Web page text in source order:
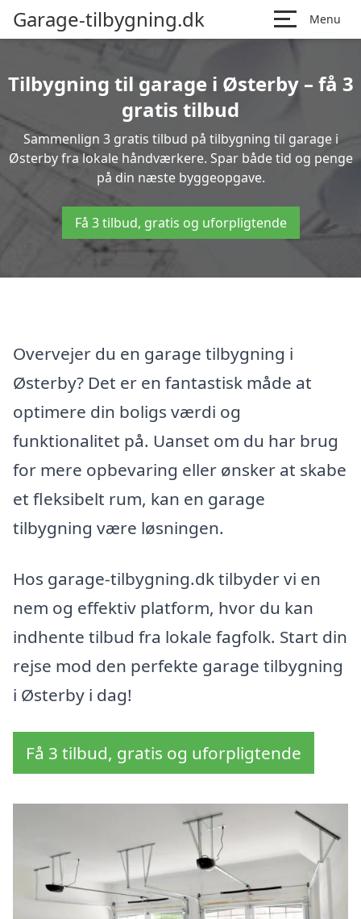
Garage-tilbygning.dk Menu
Tilbygning til garage i Østerby – få 3
gratis tilbud
Sammenlign 3 gratis tilbud på tilbygning til garage i
Østerby fra lokale håndværkere. Spar både tid og penge
på din næste byggeopgave.
Få 3 tilbud, gratis og uforpligtende
Overvejer du en garage tilbygning i
Østerby? Det er en fantastisk måde at
optimere din boligs værdi og
funktionalitet på. Uanset om du har brug
for mere opbevaring eller ønsker at skabe
et fleksibelt rum, kan en garage
tilbygning være løsningen.
Hos garage-tilbygning.dk tilbyder vi en
nem og effektiv platform, hvor du kan
indhente tilbud fra lokale fagfolk. Start din
rejse mod den perfekte garage tilbygning
i Østerby i dag!
Få 3 tilbud, gratis og uforpligtende